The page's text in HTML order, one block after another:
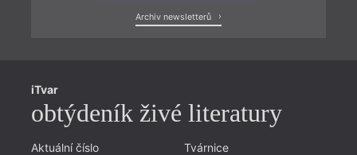
Archiv newsletterů
iTvar
obtýdeník živé literatury
Aktuální číslo
Tvárnice